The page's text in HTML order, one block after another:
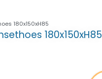
180x150xH85
180x150xH85